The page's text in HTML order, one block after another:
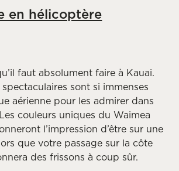
en hélicoptère
faut absolument faire à Kauai.
sont si immenses
aérienne pour les admirer dans
couleurs uniques du Waimea
l’impression d’être sur une
que votre passage sur la côte
des frissons à coup sûr.